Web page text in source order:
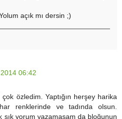
açık mı dersin ;)
06:42
özledim. Yaptığın herşey harika
renklerinde ve tadında olsun.
sık yorum yazamasam da bloğunun